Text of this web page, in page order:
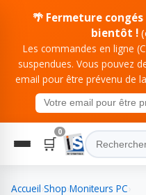
🌴 Fermeture
bientôt !
Les commandes en ligne
suspendues. Vous pouvez
email pour être prévenu de
🛒
0
Accueil Shop Moniteurs PC